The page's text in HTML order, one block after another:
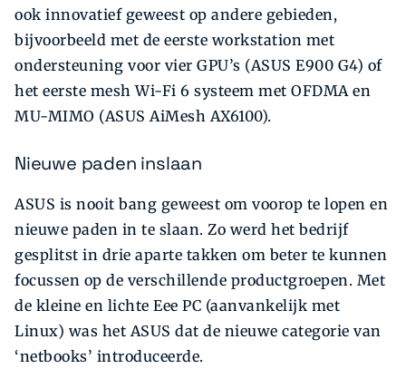
ook innovatief geweest op andere gebieden,
bijvoorbeeld met de eerste workstation met
ondersteuning voor vier GPU’s (ASUS E900 G4) of
het eerste mesh Wi-Fi 6 systeem met OFDMA en
MU-MIMO (ASUS AiMesh AX6100).
Nieuwe paden inslaan
ASUS is nooit bang geweest om voorop te lopen en
nieuwe paden in te slaan. Zo werd het bedrijf
gesplitst in drie aparte takken om beter te kunnen
focussen op de verschillende productgroepen. Met
de kleine en lichte Eee PC (aanvankelijk met
Linux) was het ASUS dat de nieuwe categorie van
‘netbooks’ introduceerde.